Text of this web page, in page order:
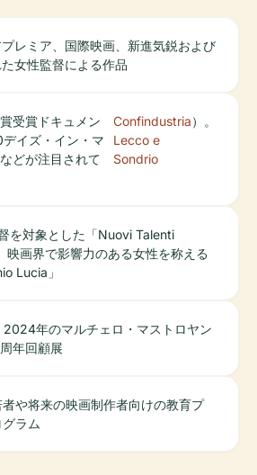
レミア、国際映画、新進気鋭および
女性監督による作品
受賞ドキュメン
イズ・イン・マ
どが注目されて
Confindustria
Lecco e
Sondrio
）。
を対象とした「Nuovi Talenti
映画界で影響力のある女性を称える
Lucia」
2024年のマルチェロ・マストロヤン
年回顧展
者や将来の映画制作者向けの教育プ
グラム